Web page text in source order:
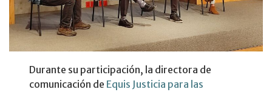
Durante su participación, la directora de
comunicación de Equis Justicia para las